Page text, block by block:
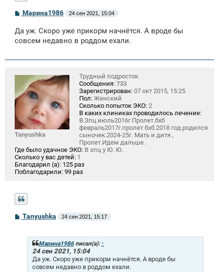
С
б
щ
и
Марина1986 24 сен 2021, 15:04
Да уж. Скоро уже прикорм начнётся. А вроде бы
совсем недавно в роддом ехали.
Tanyushka
Трудный подросток
Сообщения: 733
Зарегистрирован: 07 окт 2015, 15:25
Пол: Женский
Сколько попыток ЭКО: 2
В каких клиниках проводилось лечение:
В.Зпц.июль2016г.Пролет.бхб
февраль2017г.пролет бхб.2018 год.родился
сыночек.2024-25г. Мать и дитя ,
Пролет.Идем дальше .
Где было удачное ЭКО: В зпц у Ю. Ю.
Сколько у вас детей: 1
Благодарил (а): 125 раз
Поблагодарили: 99 раз
СTanyushka 24 сен 2021, 15:17
Марина1986писал(а): ↑
24 сен 2021, 15:04
Да уж. Скоро уже прикорм начнётся. А вроде бы
совсем недавно в роддом ехали.